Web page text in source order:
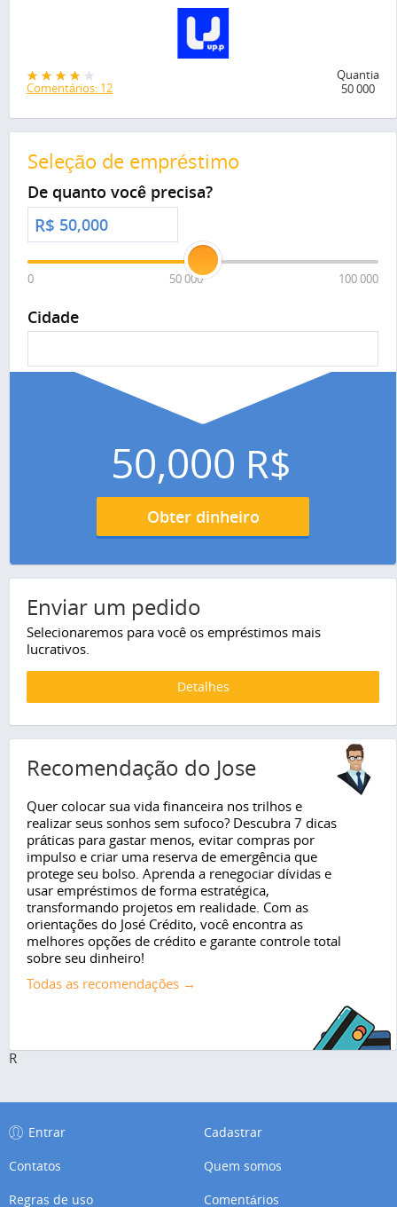
Comentários: 12
Quantia
50 000
Seleção de empréstimo
De quanto você precisa?
R$
0 50 000 100 000
Cidade
50,000 R$
Obter dinheiro
Enviar um pedido
Selecionaremos para você os empréstimos mais
lucrativos.
Detalhes
Recomendação do Jose
Quer colocar sua vida financeira nos trilhos e
realizar seus sonhos sem sufoco? Descubra 7 dicas
práticas para gastar menos, evitar compras por
impulso e criar uma reserva de emergência que
protege seu bolso. Aprenda a renegociar dívidas e
usar empréstimos de forma estratégica,
transformando projetos em realidade. Com as
orientações do José Crédito, você encontra as
melhores opções de crédito e garante controle total
sobre seu dinheiro!
Todas as recomendações →
R
Entrar
Cadastrar
Contatos
Quem somos
Regras de uso
Comentários